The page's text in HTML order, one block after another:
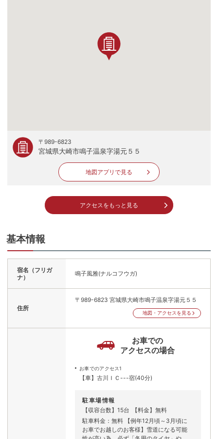
〒989-6823
宮城県大崎市鳴子温泉字湯元５５
地図アプリで見る
アクセスをもっと見る
基本情報
宿名（フリガ
ナ）
鳴子風雅(ナルコフウガ)
住所
〒989-6823 宮城県大崎市鳴子温泉字湯元５５
地図・アクセスを見る
お車での
アクセスの場合
お車でのアクセス1
【車】古川ＩＣ---宿(40分)
駐車場情報
【収容台数】15台
【料金】無料
駐車料金：無料 【例年12月頃～3月頃に
お車でお越しのお客様】雪道になる可能